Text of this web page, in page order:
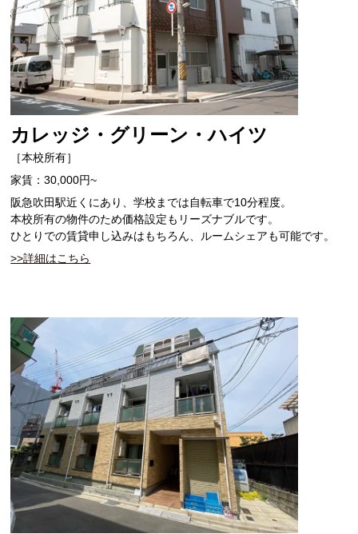
カレッジ・グリーン・ハイツ
［本校所有］
家賃：30,000円~
阪急吹田駅近くにあり、学校までは自転車で10分程度。
本校所有の物件のため価格設定もリーズナブルです。
ひとりでの賃貸申し込みはもちろん、ルームシェアも可能です。
>>詳細はこちら